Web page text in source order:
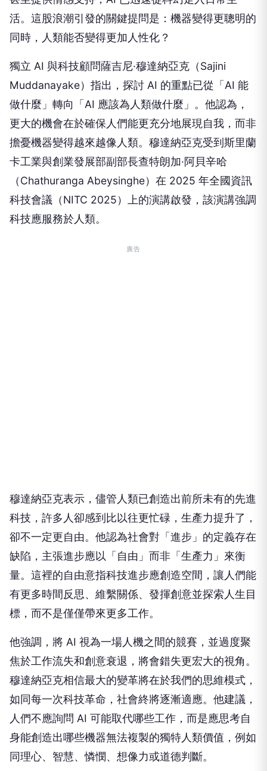
活。這股浪潮引發的關鍵提問是：機器變得更聰明的
同時，人類能否變得更加人性化？
獨立 AI 與科技顧問薩吉尼·穆達納亞克（Sajini
Muddanayake）指出，探討 AI 的重點已從「AI 能
做什麼」轉向「AI 應該為人類做什麼」。他認為，
更大的機會在於確保人們能更充分地展現自我，而非
擔憂機器變得越來越像人類。穆達納亞克受到斯里蘭
卡工業與創業發展部副部長查特朗加·阿貝辛哈
（Chathuranga Abeysinghe）在 2025 年全國資訊
科技會議（NITC 2025）上的演講啟發，該演講強調
科技應服務於人類。
廣告
穆達納亞克表示，儘管人類已創造出前所未有的先進
科技，許多人卻感到比以往更忙碌，生產力提升了，
卻不一定更自由。他認為社會對「進步」的定義存在
缺陷，主張進步應以「自由」而非「生產力」來衡
量。這裡的自由意指科技進步應創造空間，讓人們能
有更多時間反思、維繫關係、發揮創意並探索人生目
標，而不是僅僅帶來更多工作。
他強調，將 AI 視為一場人機之間的競賽，並過度聚
焦於工作流失和創意衰退，將會錯失更宏大的視角。
穆達納亞克相信最大的變革將在於我們的思維模式，
如同每一次科技革命，社會終將逐漸適應。他建議，
人們不應詢問 AI 可能取代哪些工作，而是應思考自
身能創造出哪些機器無法複製的獨特人類價值，例如
同理心、智慧、憐憫、想像力或道德判斷。